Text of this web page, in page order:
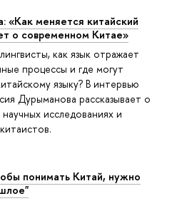
«Как меняется китайский
о современном Китае»
как язык отражает
процессы и где могут
языку? В интервью
Дурыманова рассказывает о
исследованиях и
понимать Китай, нужно